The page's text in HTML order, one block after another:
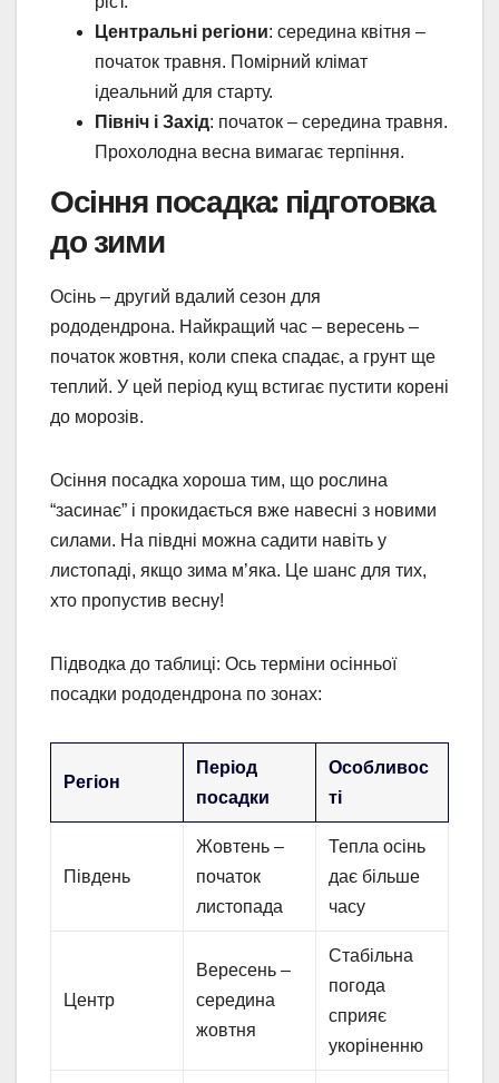
Центральні регіони: середина квітня –
початок травня. Помірний клімат
ідеальний для старту.
Північ і Захід: початок – середина травня.
Прохолодна весна вимагає терпіння.
Осіння посадка: підготовка
до зими
Осінь – другий вдалий сезон для
рододендрона. Найкращий час – вересень –
початок жовтня, коли спека спадає, а грунт ще
теплий. У цей період кущ встигає пустити корені
до морозів.
Осіння посадка хороша тим, що рослина
“засинає” і прокидається вже навесні з новими
силами. На півдні можна садити навіть у
листопаді, якщо зима м’яка. Це шанс для тих,
хто пропустив весну!
Підводка до таблиці: Ось терміни осінньої
посадки рододендрона по зонах:
Регіон
Період
посадки
Особливос
ті
Південь
Жовтень –
початок
листопада
Тепла осінь
дає більше
часу
Центр
Вересень –
середина
жовтня
Стабільна
погода
сприяє
укоріненню